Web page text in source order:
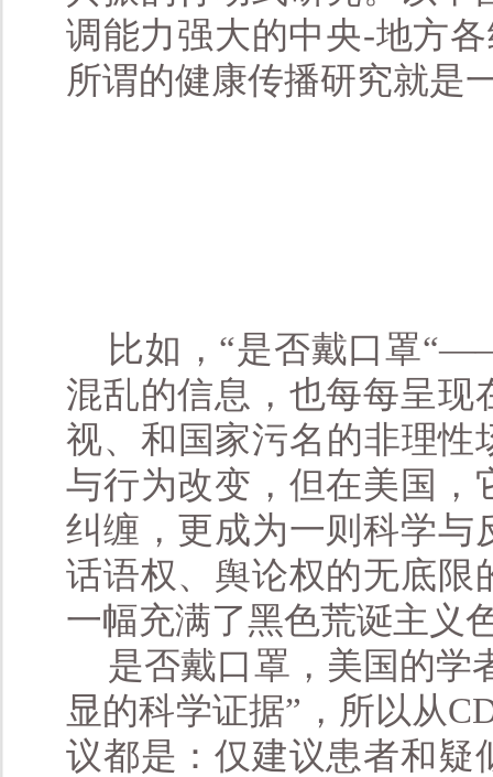
调能力强大的中央-地方
所谓的健康传播研究就是
比如，“是否戴口罩
混乱的信息，也每每呈现
视、和国家污名的非理性
与行为改变，但在美国，
纠缠，更成为一则科学与
话语权、舆论权的无底限
一幅充满了黑色荒诞主义
是否戴口罩，美国的学
显的科学证据”，所以从
议都是：仅建议患者和疑